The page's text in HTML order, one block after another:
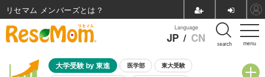
menu
Language
JP / CN search
大学受験 by 東進 医学部 東大受験
リセマム メンバーズ